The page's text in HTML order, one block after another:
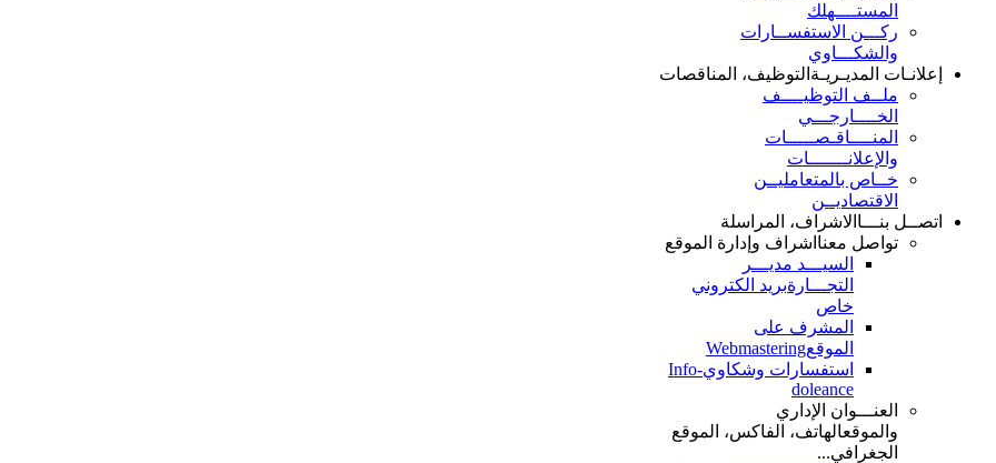
المستــــهلك
ركـــن الاستفســارات
والشكـــاوي
إعلانـات المديـريـة التوظيف، المناقصات
ملــف التوظيــــف
الخــــارجـــي
المنــــاقـصـــــات
والإعلانـــــــات
خــاص بالمتعامليــن
الاقتصاديــن
اتصــل بنـــا الاشراف، المراسلة
تواصل معنا اشراف وإدارة الموقع
السيـــد مديـــر
التجـــارةبريد الكتروني
خاص
المشرف على
الموقعWebmastering
استفسارات وشكاويInfo-
doleance
العنـــوان الإداري
والموقعالهاتف، الفاكس، الموقع
الجغرافي...